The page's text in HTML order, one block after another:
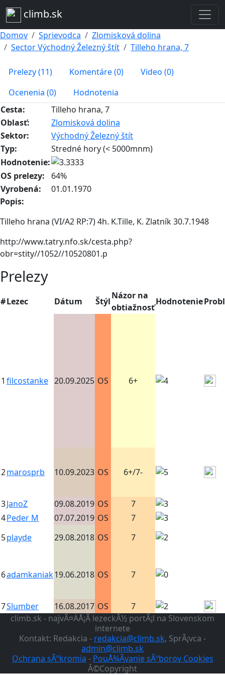
climb.sk
Domov Sprievodca
Zlomisková dolina
Sector Východný Železný štít
Tilleho hrana, 7
Prelezy (11) Komentáre (0)
Video (0)
Ocenenia (0)
Hodnotenia
Cesta:
Tilleho hrana, 7
Oblasť:
Zlomisková dolina
Sektor:
Východný Železný štít
Typ:
Stredné hory (< 5000mnm)
Hodnotenie:
OS prelezy:
64%
Vyrobená:
01.01.1970
Popis:
Tilleho hrana (VI/A2 RP:7) 4h. K.Tille, K. Zlatník 30.7.1948
http://www.tatry.nfo.sk/cesta.php?
obr=stity//1052//10520801.p
Prelezy
#Lezec Dátum Štýl
Názor na
obtiažnosť
Hodnotenie
1 filcostanke 20.09.2025 OS 6+
2marosprb 10.09.2023 OS 6+/7-
3JanoZ 09.08.2019 OS
7
4Peder M 07.07.2019 OS
7
5playde 29.08.2018 OS 7
6adamkaniak19.06.2018 OS 7
7Slumber 16.08.2017 OS
7
climb.sk - najvÃ¤ÄÅ¡Ã­ lezeckÃ½ portÃ¡l na Slovenskom
internete
Kontakt: Redakcia - redakcia@climb.sk, SprÃ¡vca -
admin@climb.sk
Ochrana sÃºkromia - PouÅ¾Ã­vanie sÃºborov Cookies
Â©Copyright